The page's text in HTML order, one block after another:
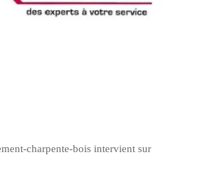
charpente-bois intervient sur